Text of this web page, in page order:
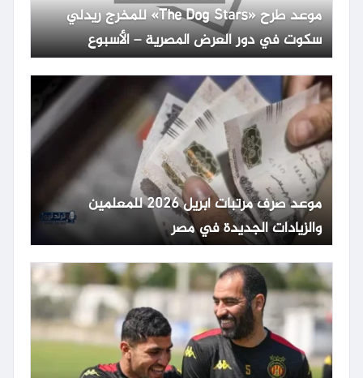
موعد طرح «The Dog Stars» للمخرج ريدلي
سكوت في دور العرض المصرية – الأسبوع
موعد صرف مرتبات أبريل 2026 للمعلمين
والزيادات الجديدة في مصر